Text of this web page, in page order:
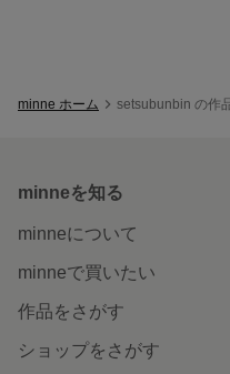
minne ホーム setsubunbin の作
minneを知る
minneについて
minneで買いたい
作品をさがす
ショップをさがす